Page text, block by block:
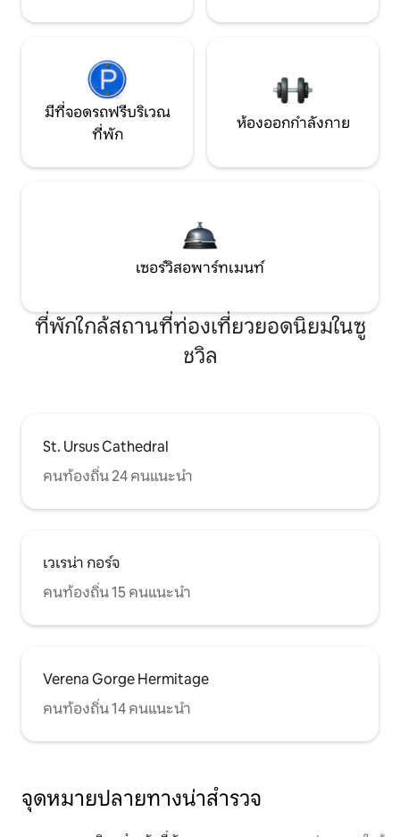
มีที่จอดรถฟรีบริเวณ
ที่พัก
ห้องออกกำลังกาย
เซอร์วิสอพาร์ทเมนท์
ที่พักใกล้สถานที่ท่องเที่ยวยอดนิยมในซู
ชวิล
St. Ursus Cathedral
คนท้องถิ่น 24 คนแนะนำ
เวเรน่า กอร์จ
คนท้องถิ่น 15 คนแนะนำ
Verena Gorge Hermitage
คนท้องถิ่น 14 คนแนะนำ
จุดหมายปลายทางน่าสำรวจ